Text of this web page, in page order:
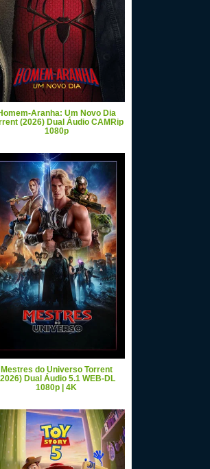
Aranha: Um Novo Dia
(2026) Dual Áudio CAMRip
1080p
Mestres do Universo Torrent
Dual Áudio 5.1 WEB-DL
1080p | 4K